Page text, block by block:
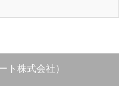
ト株式会社）